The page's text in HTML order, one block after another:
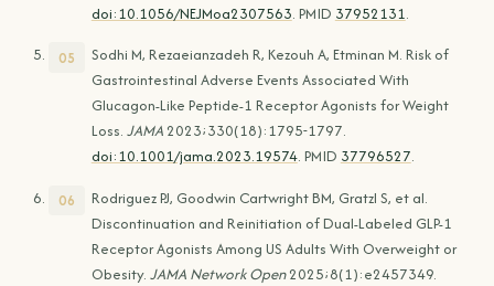
doi:10.1056/NEJMoa2307563. PMID 37952131.
Sodhi M, Rezaeianzadeh R, Kezouh A, Etminan M. Risk of
Gastrointestinal Adverse Events Associated With
Glucagon-Like Peptide-1 Receptor Agonists for Weight
Loss. JAMA2023;330(18):1795-1797.
doi:10.1001/jama.2023.19574. PMID 37796527.
Rodriguez PJ, Goodwin Cartwright BM, Gratzl S, et al.
Discontinuation and Reinitiation of Dual-Labeled GLP-1
Receptor Agonists Among US Adults With Overweight or
Obesity. JAMA Network Open2025;8(1):e2457349.